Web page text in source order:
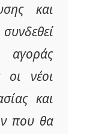
και
οι νέοι
και
που θα